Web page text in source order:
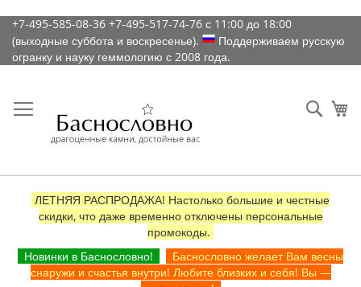
К
содержимому
+7-495-585-08-36 +7-495-517-74-76 с 11:00 до 18:00
(выходные суббота и воскресенье).
Поддерживаем русскую
огранку и науку геммологию с 2008 года.
ЛЕТНЯЯ РАСПРОДАЖА! Настолько большие и честные
скидки, что даже временно отключены персональные
промокоды.
Новинки в Баснословно!
Баснословно желает Вам весны
снаружи и счастья внутри! Любите близких и себя! Вы —